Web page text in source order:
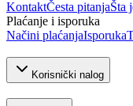
KontaktČesta pitanjaŠta
Plaćanje i isporuka
Načini plaćanjaIsporuka
Korisnički nalog